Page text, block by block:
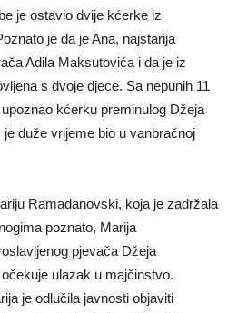
je ostavio dvije kćerke iz
je da je Ana, najstarija
Adila Maksutovića i da je iz
s dvoje djece. Sa nepunih 11
kćerku preminulog Džeja
duže vrijeme bio u vanbračnoj
Ramadanovski, koja je zadržala
poznato, Marija
pjevača Džeja
ulazak u majčinstvo.
je odlučila javnosti objaviti